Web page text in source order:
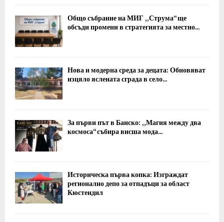
Общо събрание на МИГ „Струма“ ще
обсъди промени в стратегията за местно...
Нова и модерна среда за децата: Обновяват
изцяло яслената сграда в село...
За първи път в Банско: „Магия между два
космоса“ събира висша мода...
Историческа първа копка: Изграждат
регионално депо за отпадъци за област
Кюстендил